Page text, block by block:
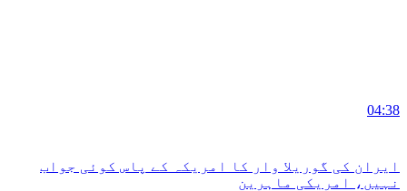
04:38
ایران کی گوریلا وار کا امریکہ کے پاس کوئی جواب
نہیں، امریکی ماہرین